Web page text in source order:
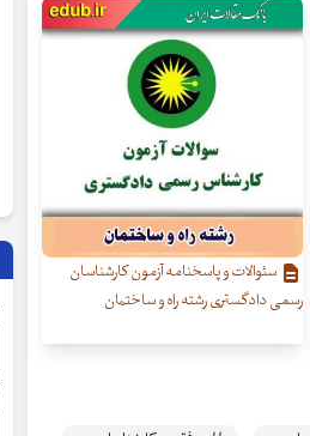
سئوالات و پاسخنامه آزمون کارشناسان
رسمی دادگستری رشته راه و ساختمان